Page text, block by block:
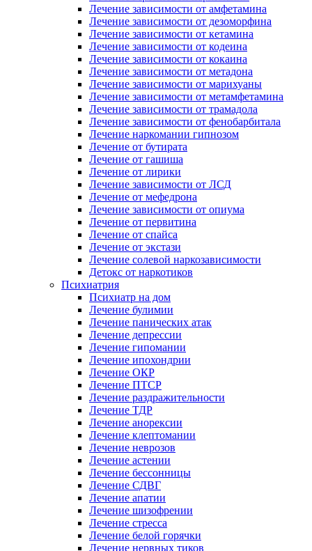
Лечение зависимости от амфетамина
Лечение зависимости от дезоморфина
Лечение зависимости от кетамина
Лечение зависимости от кодеина
Лечение зависимости от кокаина
Лечение зависимости от метадона
Лечение зависимости от марихуаны
Лечение зависимости от метамфетамина
Лечение зависимости от трамадола
Лечение зависимости от фенобарбитала
Лечение наркомании гипнозом
Лечение от бутирата
Лечение от гашиша
Лечение от лирики
Лечение зависимости от ЛСД
Лечение от мефедрона
Лечение зависимости от опиума
Лечение от первитина
Лечение от спайса
Лечение от экстази
Лечение солевой наркозависимости
Детокс от наркотиков
Психиатрия
Психиатр на дом
Лечение булимии
Лечение панических атак
Лечение депрессии
Лечение гипомании
Лечение ипохондрии
Лечение ОКР
Лечение ПТСР
Лечение раздражительности
Лечение ТДР
Лечение анорексии
Лечение клептомании
Лечение неврозов
Лечение астении
Лечение бессонницы
Лечение СДВГ
Лечение апатии
Лечение шизофрении
Лечение стресса
Лечение белой горячки
Лечение нервных тиков